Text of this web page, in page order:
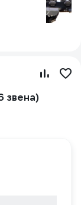
звена)